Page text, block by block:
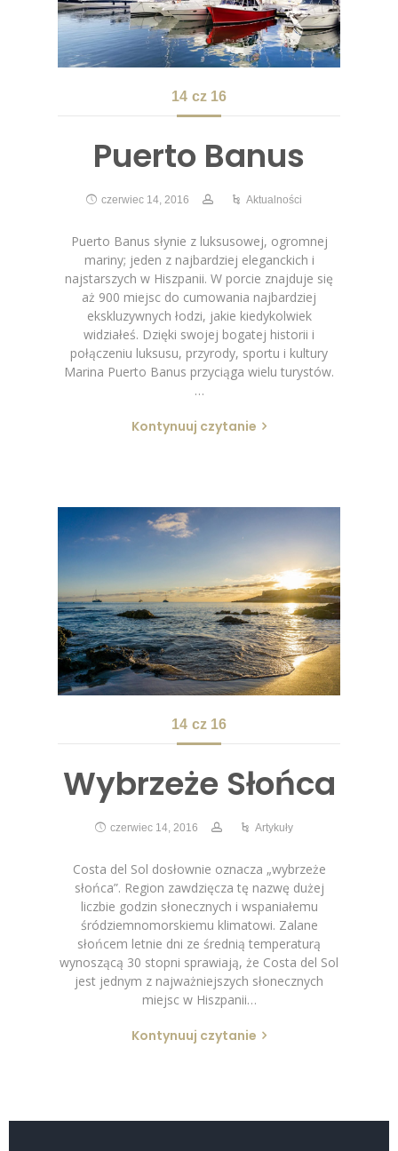
14 cz 16
Puerto Banus
czerwiec 14, 2016 Aktualności
Puerto Banus słynie z luksusowej, ogromnej
mariny; jeden z najbardziej eleganckich i
najstarszych w Hiszpanii. W porcie znajduje się
aż 900 miejsc do cumowania najbardziej
ekskluzywnych łodzi, jakie kiedykolwiek
widziałeś. Dzięki swojej bogatej historii i
połączeniu luksusu, przyrody, sportu i kultury
Marina Puerto Banus przyciąga wielu turystów.
…
Kontynuuj czytanie
14 cz 16
Wybrzeże Słońca
czerwiec 14, 2016 Artykuły
Costa del Sol dosłownie oznacza „wybrzeże
słońca”. Region zawdzięcza tę nazwę dużej
liczbie godzin słonecznych i wspaniałemu
śródziemnomorskiemu klimatowi. Zalane
słońcem letnie dni ze średnią temperaturą
wynoszącą 30 stopni sprawiają, że Costa del Sol
jest jednym z najważniejszych słonecznych
miejsc w Hiszpanii…
Kontynuuj czytanie